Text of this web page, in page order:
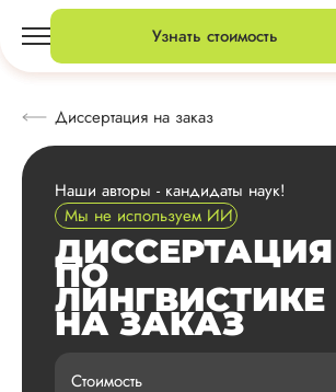
Узнать стоимость
Диссертация на заказ
Наши авторы - кандидаты наук!
Мы не используем ИИ
ДИССЕРТАЦИЯ
ПО
ЛИНГВИСТИКЕ
НА ЗАКАЗ
Стоимость